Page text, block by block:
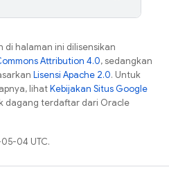
halaman ini dilisensikan
Attribution 4.0, sedangkan
Lisensi Apache 2.0. Untuk
lihatKebijakan Situs Google
dagang terdaftar dari Oracle
04 UTC.